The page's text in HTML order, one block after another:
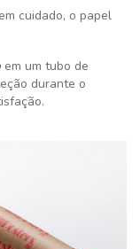
cuidado, o papel
em um tubo de
durante o
.